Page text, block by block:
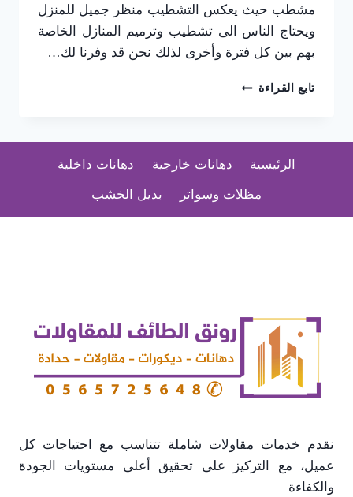
مشطب حيث يعكس التشطيب منظر جميل للمنزل
ويحتاج الناس الى تشطيب وترميم المنازل الخاصة
بهم بين كل فترة وأخرى لذلك نحن قد وفرنا لك…
تابع القراءة تشطيب
مقاول
بالطائف
–
الرئيسية دهانات خارجية
دهانات داخلية
مظلات وسواتر
بديل الخشب
نقدم خدمات مقاولات شاملة تتناسب مع احتياجات كل
عميل، مع التركيز على تحقيق أعلى مستويات الجودة
والكفاءة